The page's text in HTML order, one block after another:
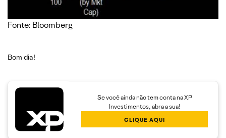
Fonte: Bloomberg
Bom dia!
Se você ainda não tem conta na XP
Investimentos, abra a sua!
CLIQUE AQUI